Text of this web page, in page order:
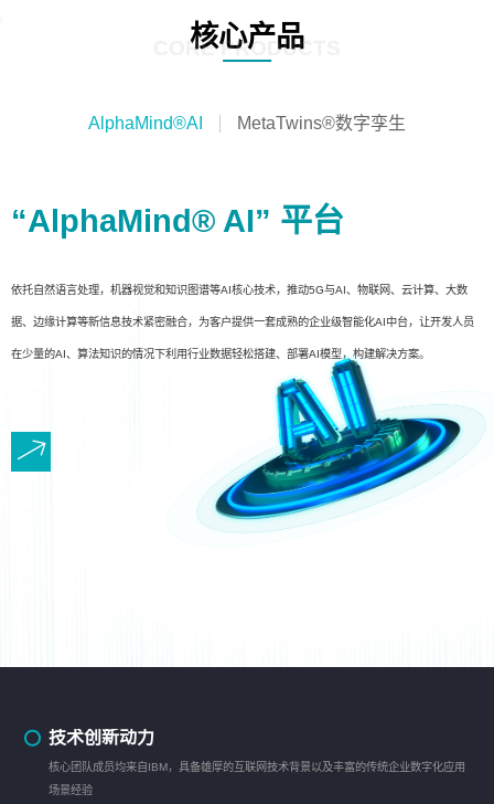
核心产品
CORE PRODUCTS
AlphaMind®AI MetaTwins®数字孪生
“AlphaMind® AI” 平台
依托自然语言处理，机器视觉和知识图谱等AI核心技术，推动5G与AI、物联网、云计算、大数
据、边缘计算等新信息技术紧密融合，为客户提供一套成熟的企业级智能化AI中台，让开发人员
在少量的AI、算法知识的情况下利用行业数据轻松搭建、部署AI模型，构建解决方案。
技术创新动力
核心团队成员均来自IBM，具备雄厚的互联网技术背景以及丰富的传统企业数字化应用
场景经验